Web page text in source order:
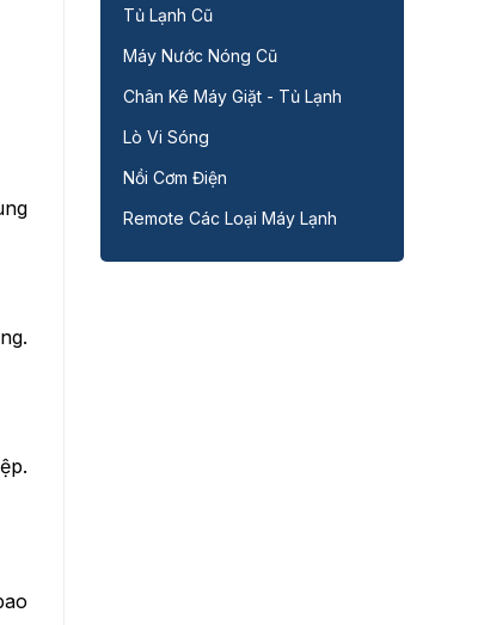
Tủ Lạnh Cũ
Máy Nước Nóng Cũ
Chân Kê Máy Giặt - Tủ Lạnh
Lò Vi Sóng
Nồi Cơm Điện
Remote Các Loại Máy Lạnh